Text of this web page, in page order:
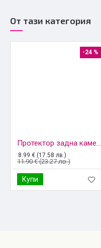
От тази категория
-24 %
Протектор задна камера метални рингове MBX за iPhone 13, 13 Mini, Черен
8.99 € (17.58 лв.)
11.90 € (23.27 лв.)
Купи